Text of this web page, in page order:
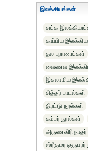
இலக்கியங்கள்
சங்க
காப்பிய
தல புராணங்கள்
வைணவ
இசுலாமிய
சித்தர் பாடல்கள்
திரட்டு நூல்கள்
கம்பர் நூல்கள்
அருணகிரி
ஸ்ரீகுமர